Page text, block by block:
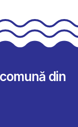
din